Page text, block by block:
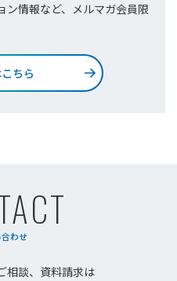
ン情報など、メルマガ会員限
ちら
わせ
相談、資料請求は